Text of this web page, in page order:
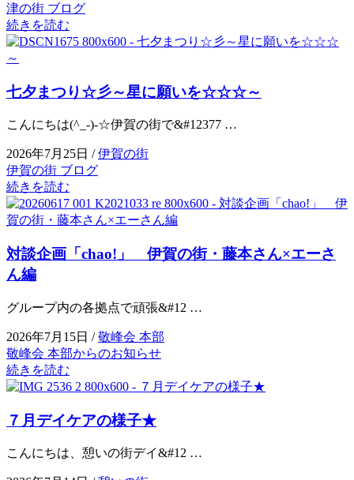
津の街 ブログ
続きを読む
七夕まつり☆彡～星に願いを☆☆☆～
こんにちは(^_-)-☆伊賀の街で&#12377 …
2026年7月25日 /伊賀の街
伊賀の街 ブログ
続きを読む
対談企画「chao!」 伊賀の街・藤本さん×エーさ
ん編
グループ内の各拠点で頑張&#12 …
2026年7月15日 /敬峰会 本部
敬峰会 本部からのお知らせ
続きを読む
７月デイケアの様子★
こんにちは、憩いの街デイ&#12 …